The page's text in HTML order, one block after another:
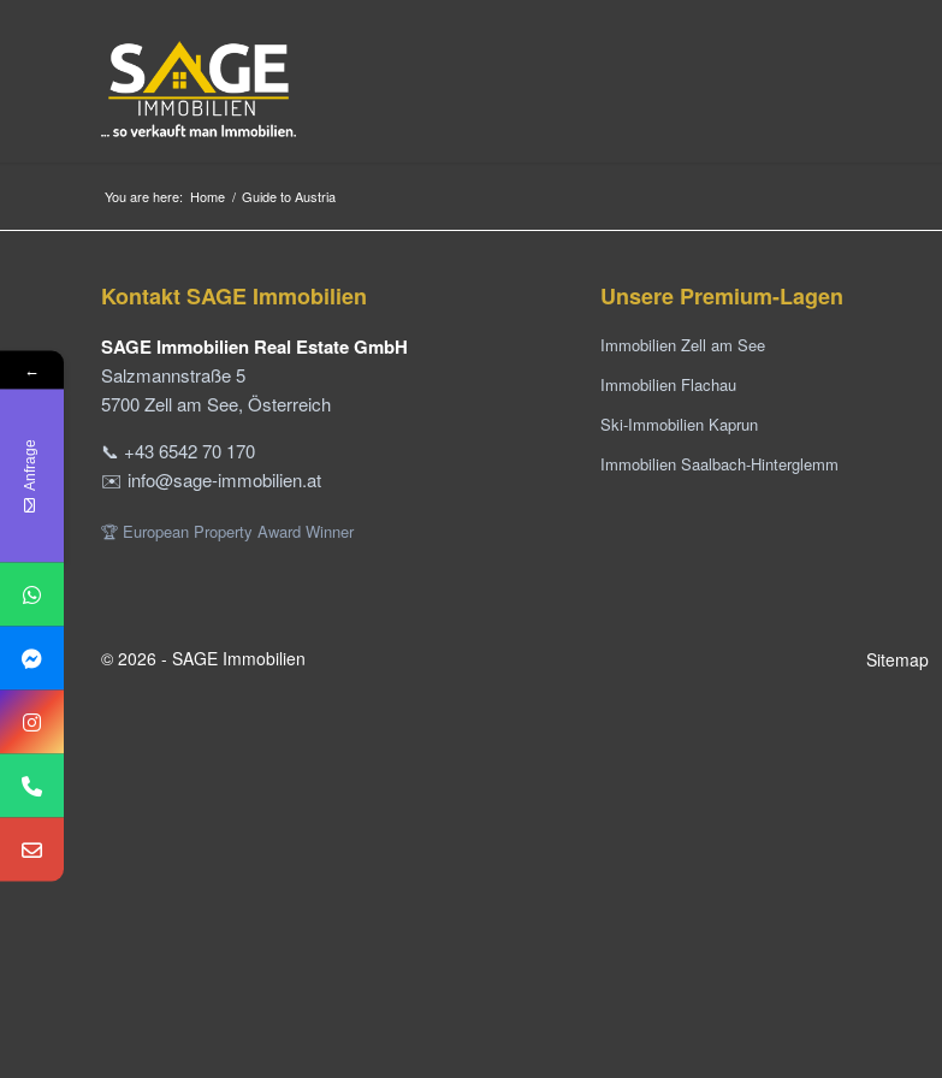
You are here: Home / Guide to Austria
Kontakt SAGE Immobilien
SAGE Immobilien Real Estate GmbH
Salzmannstraße 5
5700 Zell am See, Österreich
📞 +43 6542 70 170
✉️ info@sage-immobilien.at
🏆 European Property Award Winner
Unsere Premium-Lagen
Immobilien Zell am See
Immobilien Flachau
Ski-Immobilien Kaprun
Immobilien Saalbach-Hinterglemm
© 2026 - SAGE Immobilien Sitemap
←
Anfrage